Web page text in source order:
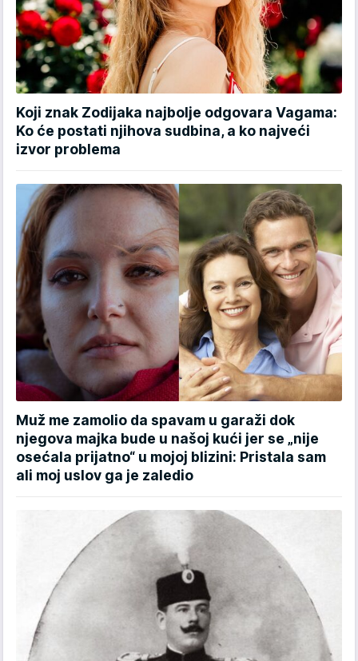
Koji znak Zodijaka najbolje odgovara Vagama:
Ko će postati njihova sudbina, a ko najveći
izvor problema
Muž me zamolio da spavam u garaži dok
njegova majka bude u našoj kući jer se „nije
osećala prijatno“ u mojoj blizini: Pristala sam
ali moj uslov ga je zaledio